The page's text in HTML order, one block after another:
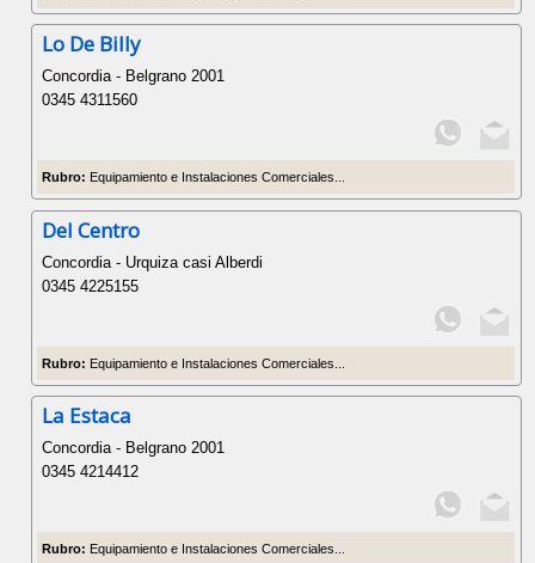
Lo De Billy
Concordia - Belgrano 2001
0345 4311560
Rubro: Equipamiento e Instalaciones Comerciales...
Del Centro
Concordia - Urquiza casi Alberdi
0345 4225155
Rubro: Equipamiento e Instalaciones Comerciales...
La Estaca
Concordia - Belgrano 2001
0345 4214412
Rubro: Equipamiento e Instalaciones Comerciales...